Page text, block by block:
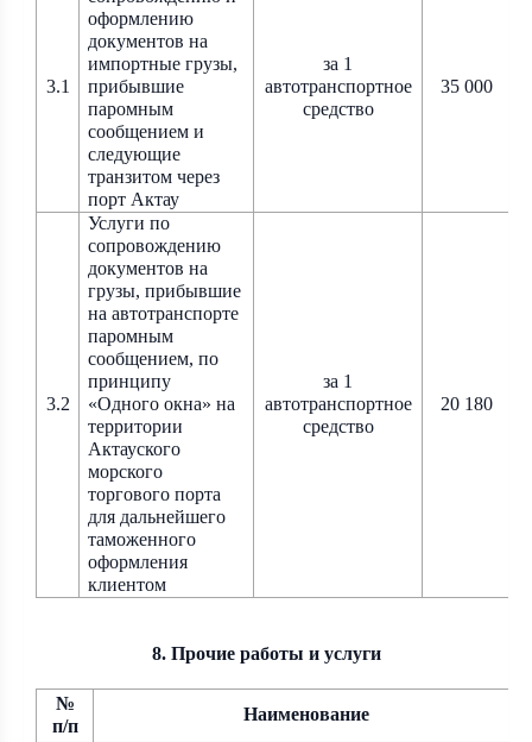
3.1
оформлению
документов на
импортные грузы,
прибывшие
паромным
сообщением и
следующие
транзитом через
порт Актау
за 1
автотранспортное
средство
35 000
3.2
Услуги по
сопровождению
документов на
грузы, прибывшие
на автотранспорте
паромным
сообщением, по
принципу
«Одного окна» на
территории
Актауского
морского
торгового порта
для дальнейшего
таможенного
оформления
клиентом
за 1
автотранспортное
средство
20 180
8. Прочие работы и услуги
№
п/п
Наименование